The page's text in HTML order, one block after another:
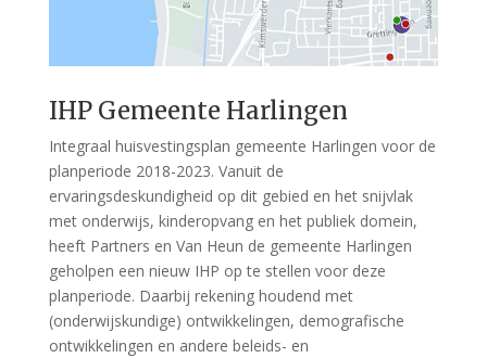
IHP Gemeente Harlingen
Integraal huisvestingsplan gemeente Harlingen voor de
planperiode 2018-2023. Vanuit de
ervaringsdeskundigheid op dit gebied en het snijvlak
met onderwijs, kinderopvang en het publiek domein,
heeft Partners en Van Heun de gemeente Harlingen
geholpen een nieuw IHP op te stellen voor deze
planperiode. Daarbij rekening houdend met
(onderwijskundige) ontwikkelingen, demografische
ontwikkelingen en andere beleids- en